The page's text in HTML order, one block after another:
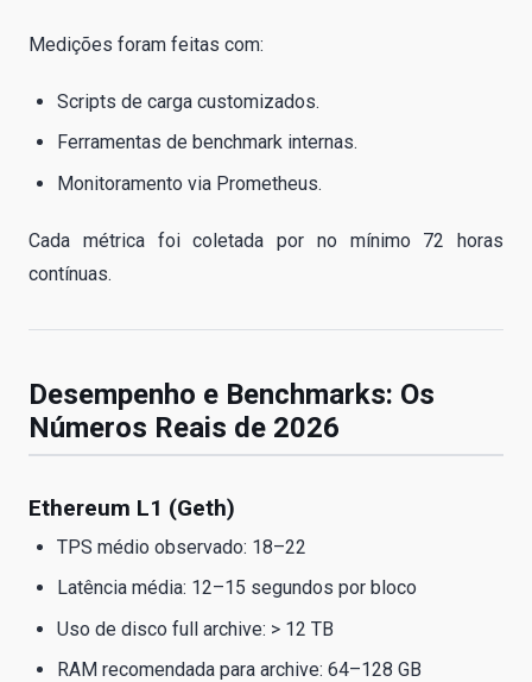
Medições foram feitas com:
Scripts de carga customizados.
Ferramentas de benchmark internas.
Monitoramento via Prometheus.
Cada métrica foi coletada por no mínimo 72 horas
contínuas.
Desempenho e Benchmarks: Os
Números Reais de 2026
Ethereum L1 (Geth)
TPS médio observado: 18–22
Latência média: 12–15 segundos por bloco
Uso de disco full archive: > 12 TB
RAM recomendada para archive: 64–128 GB